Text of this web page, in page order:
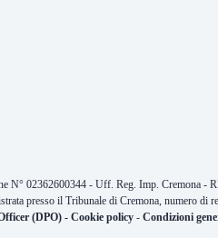
N° 02362600344 - Uff. Reg. Imp. Cremona -
presso il Tribunale di Cremona, numero di
(DPO) -Cookie policy -Condizioni